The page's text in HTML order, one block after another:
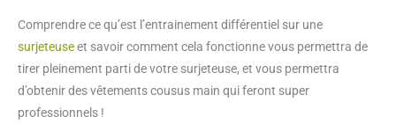
Comprendre ce qu’est l’entrainement différentiel sur une
surjeteuseet savoir comment cela fonctionne vous permettra de
tirer pleinement parti de votre surjeteuse, et vous permettra
d’obtenir des vêtements cousus main qui feront super
professionnels !